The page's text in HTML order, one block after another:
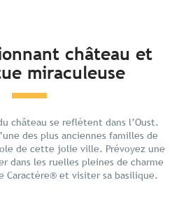
château et
miraculeuse
château se reflètent dans l’Oust.
des plus anciennes familles de
de cette jolie ville. Prévoyez une
dans les ruelles pleines de charme
Caractère® et visiter sa basilique.